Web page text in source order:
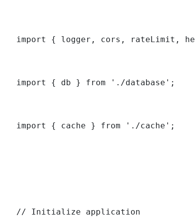
import { logger, cors, rateLimit,
import { db } from './database';
import { cache } from './cache';
// Initialize application